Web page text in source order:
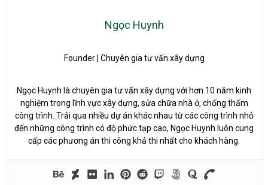
Ngọc Huynh
Founder | Chuyên gia tư vấn xây dựng
Ngọc Huynh là chuyên gia tư vấn xây dựng với hơn 10 năm kinh
nghiệm trong lĩnh vực xây dựng, sửa chữa nhà ở, chống thấm
công trình. Trải qua nhiều dự án khác nhau từ các công trình nhỏ
đến những công trình có độ phức tạp cao, Ngọc Huynh luôn cung
cấp các phương án thi công khả thi nhất cho khách hàng.